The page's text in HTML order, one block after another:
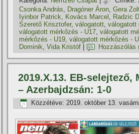
Csonka András, Dragóner Áron,Gera
Iyinbor Patrick, Kovács Marcel , Radzic
Szerető Krisztofer,válogatott,válogatott
válogatott mérkőzés - U17,válogatott
mérkőzés - U19,válogatott mérkőzés -
Dominik,Vida Kristóf Hozzászólás
2019.X.13. EB-selejtező,
– Azerbajdzsán: 1-0
Közzétéve: 2019. október 13.